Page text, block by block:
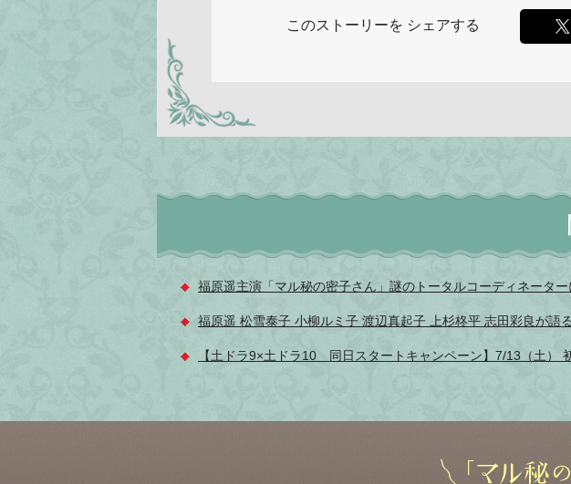
このストーリーを シェアする
福原遥主演「マル秘の密子さん」謎のトータルコーディネータ
福原遥 松雪泰子 小柳ルミ子 渡辺真起子 上杉柊平 志田彩良が
【土ドラ9×土ドラ10 同日スタートキャンペーン】7/13（土）